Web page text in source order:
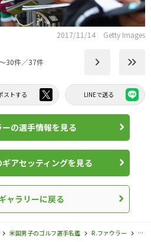
2017/11/14 Getty Images
30件／37件 keyboard_arrow_right keyboard_double_arrow_right
ストする LINEで送る
ーの選手情報を見る
アセッティングを見る
ャラリーに戻る
米国男子のゴルフ選手名鑑 R.ファウラー R.